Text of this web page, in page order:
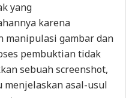
yang
karena
manipulasi gambar dan
pembuktian tidak
sebuah screenshot,
asal-usul